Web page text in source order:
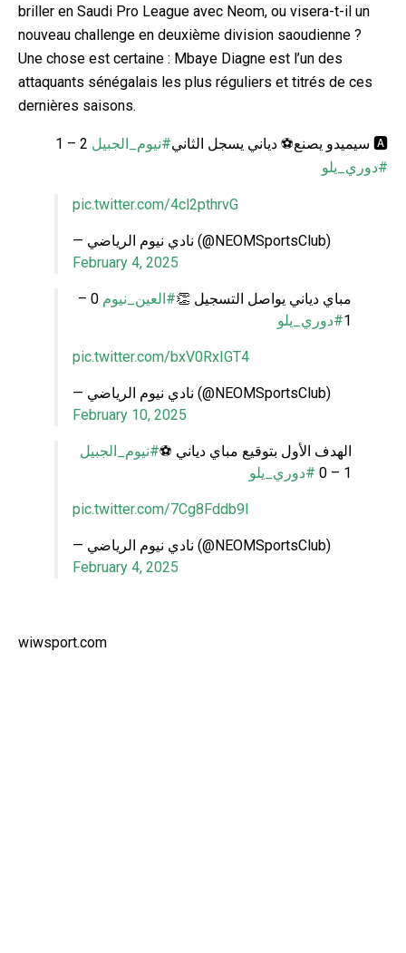
briller en Saudi Pro League avec Neom, ou visera-t-il un
nouveau challenge en deuxième division saoudienne ?
Une chose est certaine : Mbaye Diagne est l’un des
attaquants sénégalais les plus réguliers et titrés de ces
dernières saisons.
🅰️ سيميدو يصنع⚽️ دياني يسجل الثاني #نيوم_الجبيل
#دوري_يلو
pic.twitter.com/4cl2pthrvG
— نادي نيوم الرياضي (@NEOMSportsClub)
February 4, 2025
مباي دياني يواصل التسجيل 👏#العين_نيوم
0 –
1#دوري_يلو
pic.twitter.com/bxV0RxIGT4
— نادي نيوم الرياضي (@NEOMSportsClub)
February 10, 2025
الهدف الأول بتوقيع مباي دياني ⚽️#نيوم_الجبيل
1 – 0
#دوري_يلو
pic.twitter.com/7Cg8Fddb9I
— نادي نيوم الرياضي (@NEOMSportsClub)
February 4, 2025
wiwsport.com